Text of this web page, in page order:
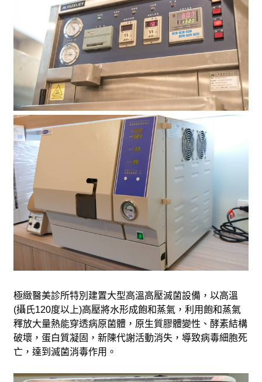
極緻醫美診所特別建置大型高溫高壓滅菌設備，以高溫
(攝氏120度以上)高壓將水形成飽和蒸氣，利用飽和蒸氣
釋放大量熱能穿透病原菌體，原生質膠體變性、酵素結構
破壞，蛋白質凝固，新陳代謝活動消失，導致病毒細胞死
亡，達到滅菌消毒作用。